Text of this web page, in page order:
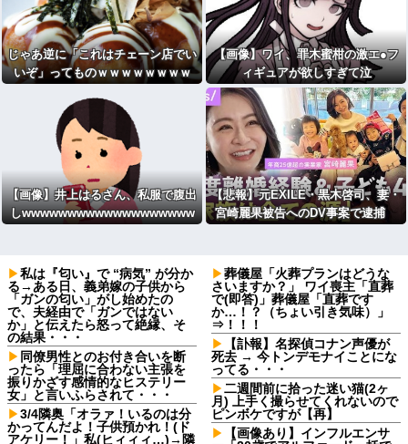
じゃあ逆に「これはチェーン店でい
いぞ」ってものｗｗｗｗｗｗｗｗ
【画像】ワイ、罪木蜜柑の激エ●フ
ィギュアが欲しすぎて泣
く・・・・・・
【画像】井上はるさん、私服で腹出
しwwwwwwwwwwwwwwwwwww
【悲報】元EXILE・黒木啓司、妻・
宮崎麗果被告へのDV事案で逮捕
私は『匂い』で “病気” が分か
る→ある日、義弟嫁の子供から
「ガンの匂い」がし始めたの
で、夫経由で「ガンではない
か」と伝えたら怒って絶縁、そ
の結果・・・
同僚男性とのお付き合いを断
ったら「理屈に合わない主張を
振りかざす感情的なヒステリー
女」と言いふらされて・・・
3/4隣奥「オラァ！いるのは分
かってんだよ！子供預かれ！(ド
アケリー！」私(ヒィィィ…)→隣
葬儀屋「火葬プランはどうな
さいますか？」 ワイ喪主「直葬
で(即答)」葬儀屋「直葬です
か…！？（ちょい引き気味）」
⇒！！！
【訃報】名探偵コナン声優が
死去 → 今トンデモナイことにな
ってる・・・
二週間前に拾った迷い猫(2ヶ
月) 上手く撮らせてくれないので
ピンボケですが【再】
【画像あり】インフルエンサ